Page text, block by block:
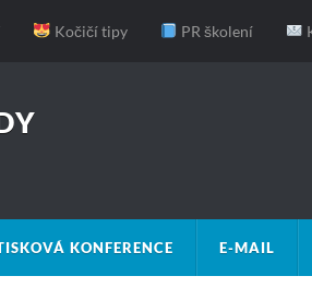
Kočičí tipy PR školení
KONFERENCE E-MAIL